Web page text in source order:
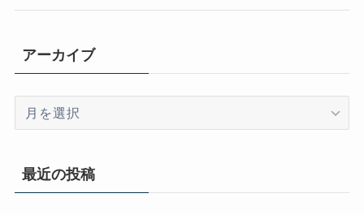
アーカイブ
イ
最近の投稿